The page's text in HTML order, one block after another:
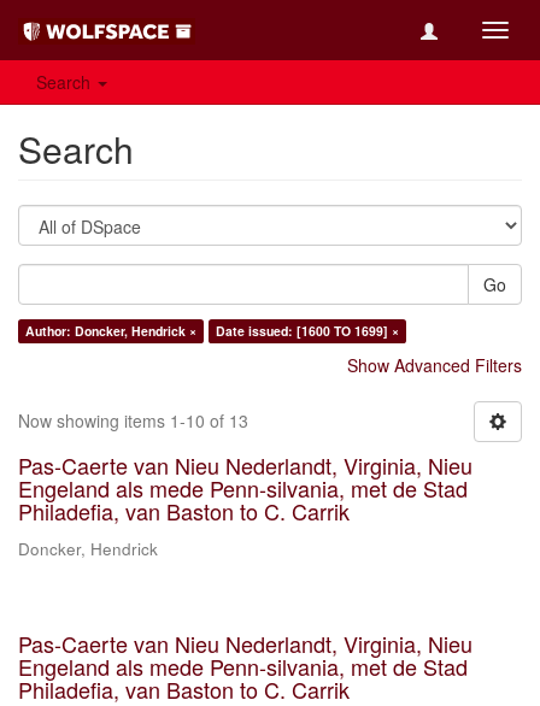
Search
Search
Go
Author: Doncker, Hendrick × Date issued: [1600 TO 1699] ×
Show Advanced Filters
Now showing items 1-10 of 13
Pas-Caerte van Nieu Nederlandt, Virginia, Nieu
Engeland als mede Penn-silvania, met de Stad
Philadefia, van Baston to C. Carrik
Doncker, Hendrick
Pas-Caerte van Nieu Nederlandt, Virginia, Nieu
Engeland als mede Penn-silvania, met de Stad
Philadefia, van Baston to C. Carrik